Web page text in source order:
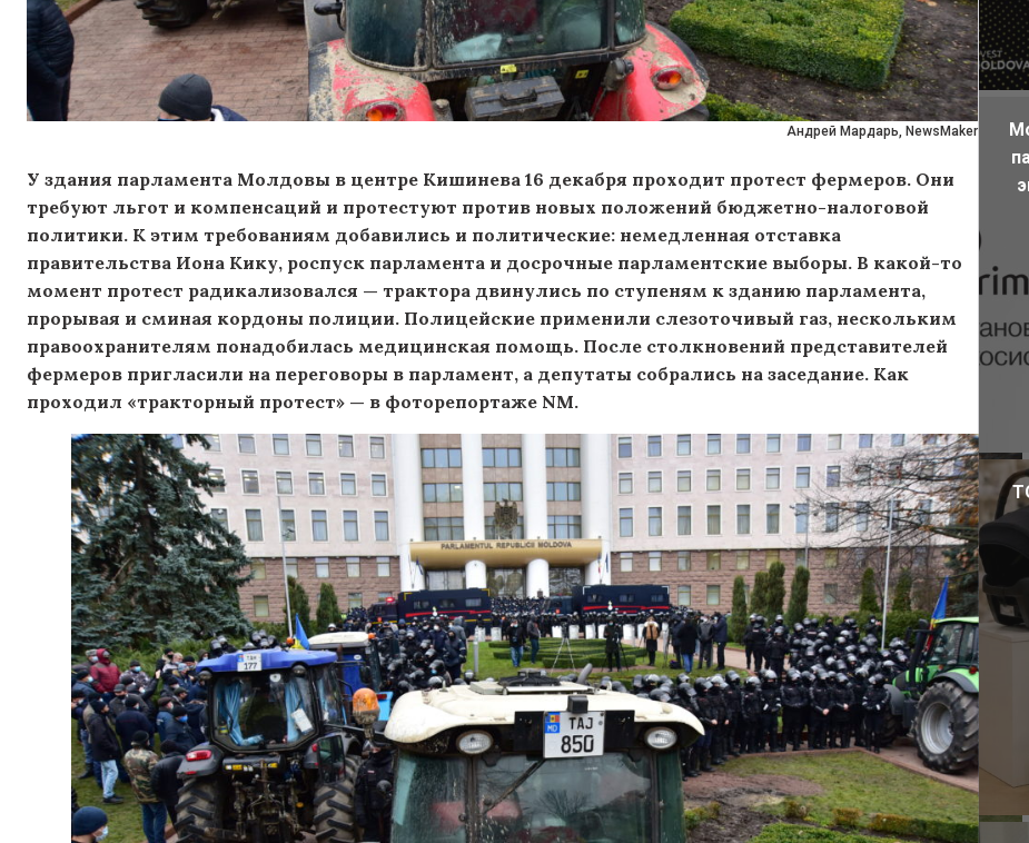
Андрей Мардарь, NewsMaker
У здания парламента Молдовы в центре Кишинева 16 декабря проходит протест фермеров. Они
требуют льгот и компенсаций и протестуют против новых положений бюджетно-налоговой
политики. К этим требованиям добавились и политические: немедленная отставка
правительства Иона Кику, роспуск парламента и досрочные парламентские выборы. В какой-то
момент протест радикализовался — трактора двинулись по ступеням к зданию парламента,
прорывая и сминая кордоны полиции. Полицейские применили слезоточивый газ, нескольким
правоохранителям понадобилась медицинская помощь. После столкновений представителей
фермеров пригласили на переговоры в парламент, а депутаты собрались на заседание. Как
проходил «тракторный протест» — в фоторепортаже NM.